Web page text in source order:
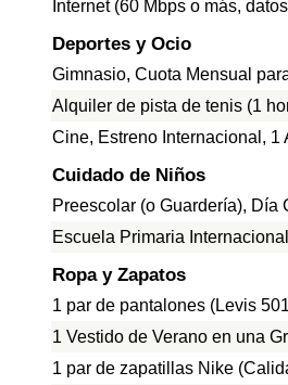
Internet (60 Mbps o más,
Deportes y Ocio
Gimnasio, Cuota Mensual
Alquiler de pista de tenis (1
Cine, Estreno Internacional, 1
Cuidado de Niños
Preescolar (o Guardería), Día
Escuela Primaria
Ropa y Zapatos
1 par de pantalones (Levis
1 Vestido de Verano en una
1 par de zapatillas Nike